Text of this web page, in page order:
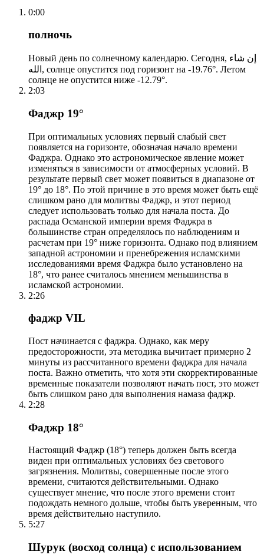
0:00
полночь
Новый день по солнечному календарю. Сегодня, إن شاء
الله, солнце опустится под горизонт на -19.76°. Летом
солнце не опустится ниже -12.79°.
2:03
Фаджр 19°
При оптимальных условиях первый слабый свет
появляется на горизонте, обозначая начало времени
Фаджра. Однако это астрономическое явление может
изменяться в зависимости от атмосферных условий. В
результате первый свет может появиться в диапазоне от
19° до 18°. По этой причине в это время может быть ещё
слишком рано для молитвы Фаджр, и этот период
следует использовать только для начала поста. До
распада Османской империи время Фаджра в
большинстве стран определялось по наблюдениям и
расчетам при 19° ниже горизонта. Однако под влиянием
западной астрономии и пренебрежения исламскими
исследованиями время Фаджра было установлено на
18°, что ранее считалось мнением меньшинства в
исламской астрономии.
2:26
фаджр VIL
Пост начинается с фаджра. Однако, как меру
предосторожности, эта методика вычитает примерно 2
минуты из рассчитанного времени фаджра для начала
поста. Важно отметить, что хотя эти скорректированные
временные показатели позволяют начать пост, это может
быть слишком рано для выполнения намаза фаджр.
2:28
Фаджр 18°
Настоящий Фаджр (18°) теперь должен быть всегда
виден при оптимальных условиях без светового
загрязнения. Молитвы, совершенные после этого
времени, считаются действительными. Однако
существует мнение, что после этого времени стоит
подождать немного дольше, чтобы быть уверенным, что
время действительно наступило.
5:27
Шурук (восход солнца) с использованием